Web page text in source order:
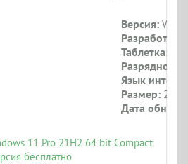
Версия:
Разработчик:
Таблетка:
Разрядность:
Язык
Размер: 2.95
Дата
11 Pro 21H2 64 bit Compact
бесплатно